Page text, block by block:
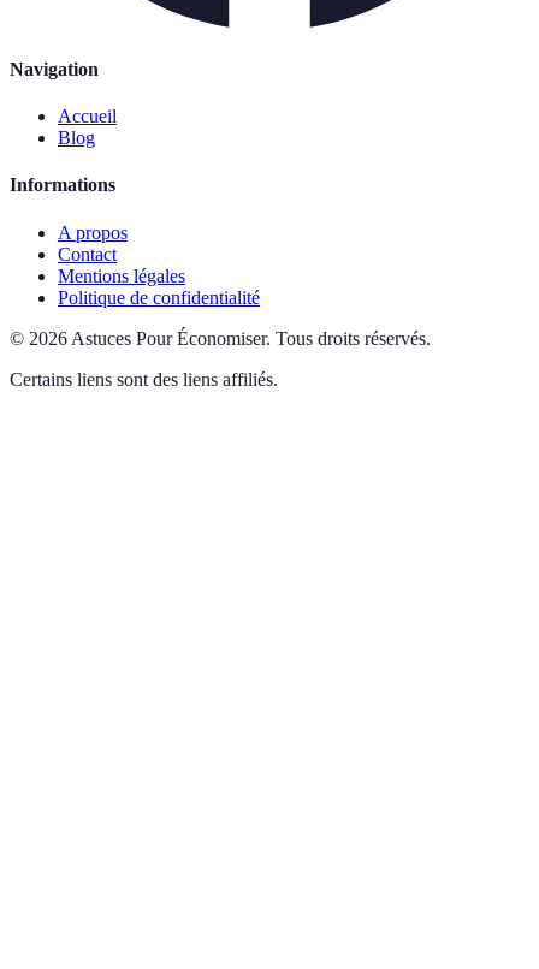
Navigation
Accueil
Blog
Informations
A propos
Contact
Mentions légales
Politique de confidentialité
© 2026 Astuces Pour Économiser. Tous droits réservés.
Certains liens sont des liens affiliés.